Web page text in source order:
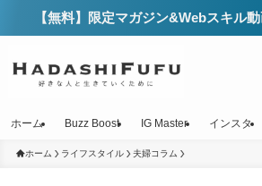
【無料】限定マガジン&Webスキル
ホーム Buzz Boost IG Master インスタ
ホーム ライフスタイル 夫婦コラム